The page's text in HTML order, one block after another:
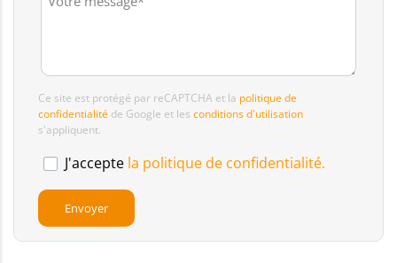
Ce site est protégé par reCAPTCHA et la politique de
confidentialité de Google et les conditions d'utilisation
s'appliquent.
J'accepte la politique de confidentialité.